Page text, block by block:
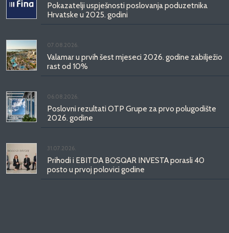
Pokazatelji uspješnosti poslovanja poduzetnika
Hrvatske u 2025. godini
07.08.2026.
Valamar u prvih šest mjeseci 2026. godine zabilježio
rast od 10%
06.08.2026.
Poslovni rezultati OTP Grupe za prvo polugodište
2026. godine
31.07.2026.
Prihodi i EBITDA BOSQAR INVESTA porasli 40
posto u prvoj polovici godine